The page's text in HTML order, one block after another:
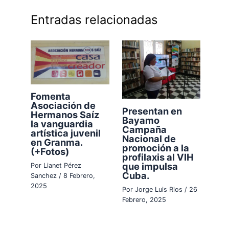
Entradas relacionadas
Fomenta
Asociación de
Hermanos Saíz
la vanguardia
artística juvenil
en Granma.
(+Fotos)
Por Lianet Pérez
Sanchez/8 Febrero,
2025
Presentan en
Bayamo
Campaña
Nacional de
promoción a la
profilaxis al VIH
que impulsa
Cuba.
Por Jorge Luis Rios / 26
Febrero, 2025